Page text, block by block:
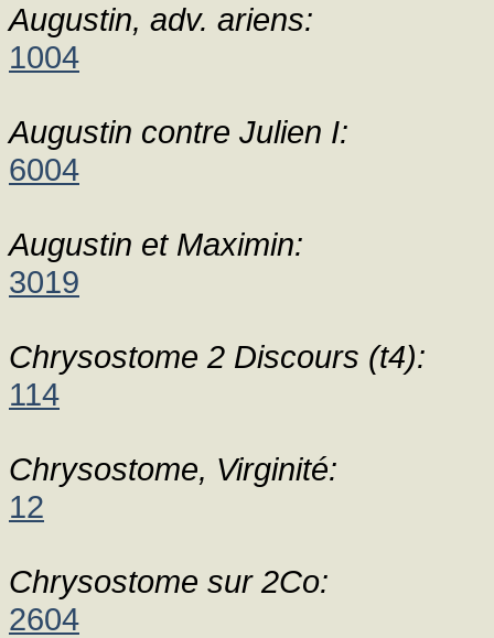
Augustin, adv. ariens:
1004
Augustin contre Julien I:
6004
Augustin et Maximin:
3019
Chrysostome 2 Discours (t4):
114
Chrysostome, Virginité:
12
Chrysostome sur 2Co:
2604